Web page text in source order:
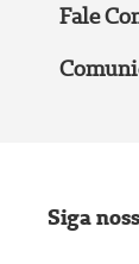
Fale
Siga